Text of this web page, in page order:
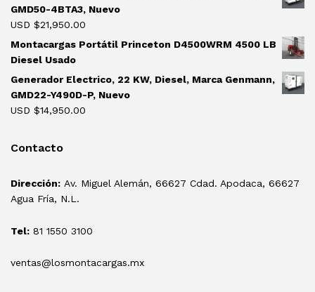
GMD50-4BTA3, Nuevo
USD $21,950.00
Montacargas Portátil Princeton D4500WRM 4500 LB
Diesel Usado
Generador Electrico, 22 KW, Diesel, Marca Genmann,
GMD22-Y490D-P, Nuevo
USD $14,950.00
Contacto
Dirección: Av. Miguel Alemán, 66627 Cdad. Apodaca, 66627
Agua Fría, N.L.
Tel: 81 1550 3100
ventas@losmontacargas.mx